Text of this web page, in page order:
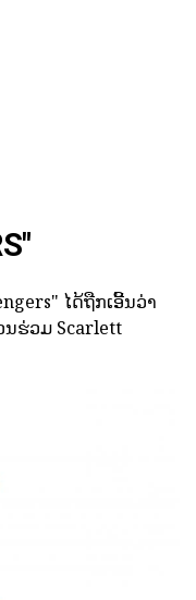
ໄດ້ຖືກເອີ້ນວ່າ
ຮ່ວມ Scarlett